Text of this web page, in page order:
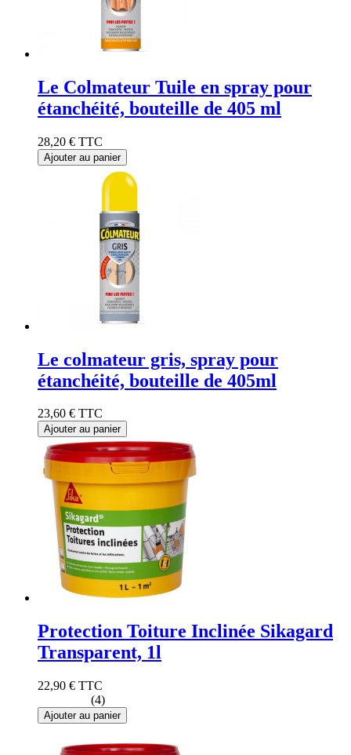
Le Colmateur Tuile en spray pour
étanchéité, bouteille de 405 ml
28,20 € TTC
Ajouter au panier
Le colmateur gris, spray pour
étanchéité, bouteille de 405ml
23,60 € TTC
Ajouter au panier
Protection Toiture Inclinée Sikagard
Transparent, 1l
22,90 € TTC
(4)
Ajouter au panier